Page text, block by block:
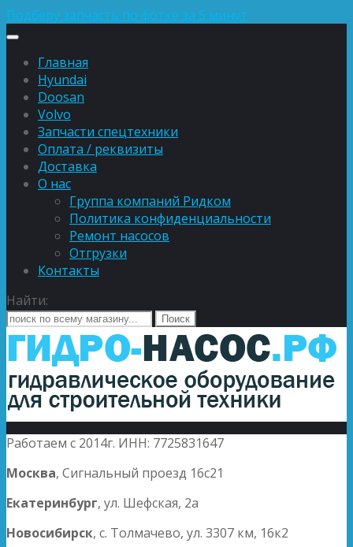
Подберу запчасть по фотке за 5 минут
Главная
Hyundai
Doosan
Volvo
Запчасти спецтехники
Оплата / реквизиты
Доставка
О нас
Группа компаний Ридком
Политика конфиденциальности
Ремонт насосов
Отгрузки
Контакты
Найти:
Работаем с 2014г. ИНН: 7725831647
Москва, Сигнальный проезд 16с21
Екатеринбург, ул. Шефская, 2а
Новосибирск, с. Толмачево, ул. 3307 км, 16к2